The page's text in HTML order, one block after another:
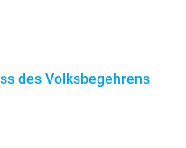
des Volksbegehrens